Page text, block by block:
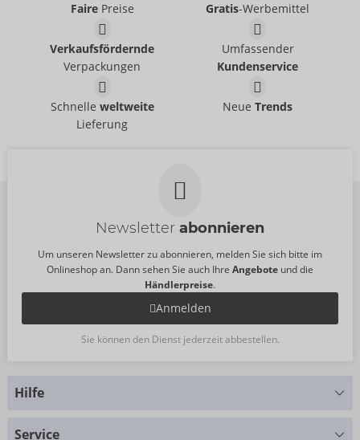
Obsessive
09190980000
Set Matildea
Obsessive
22156913111
59,95 €
Catsuit ouvert
Fantasy by Cottelli- ORION Brand
Catsuit
FairePreise Gratis-Werbemittel
Verkaufsfördernde
Verpackungen
Umfassender
Kundenservice
Schnelle weltweite
Lieferung
NeueTrends
Newsletter abonnieren
Um unseren Newsletter zu abonnieren, melden Sie sich bitte im
Onlineshop an. Dann sehen Sie auch Ihre Angebote und die
Händlerpreise.
Anmelden
Sie können den Dienst jederzeit abbestellen.
Hilfe
Service